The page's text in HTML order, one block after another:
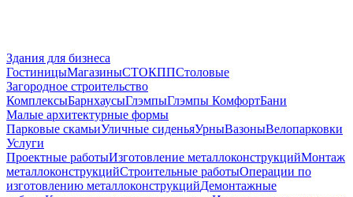
Здания для бизнеса
ГостиницыМагазиныСТОКППСтоловые
Загородное строительство
КомплексыБарнхаусыГлэмпыГлэмпы КомфортБани
Малые архитектурные формы
Парковые скамьиУличные сиденьяУрныВазоныВелопарковки
Услуги
Проектные работыИзготовление металлоконструкцийМонтаж
металлоконструкцийСтроительные работыОперации по
изготовлению металлоконструкцийДемонтажные